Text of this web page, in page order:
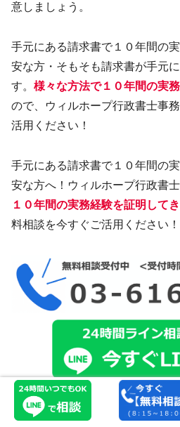
意しましょう。
手元にある請求書で１０年間の
安な方・そもそも請求書が手元
す。 様々な方法で１０年間の実
ので、ウィルホープ行政書士事
活用ください！
手元にある請求書で１０年間の
安な方へ！ウィルホープ行政書
１０年間の実務経験を証明して
料相談を今すぐご活用ください！